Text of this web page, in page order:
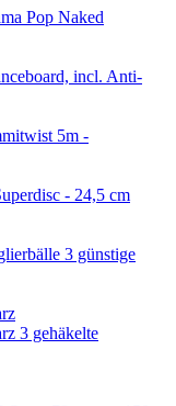
Pop Naked
incl. Anti-
5m -
3 günstige
3 gehäkelte